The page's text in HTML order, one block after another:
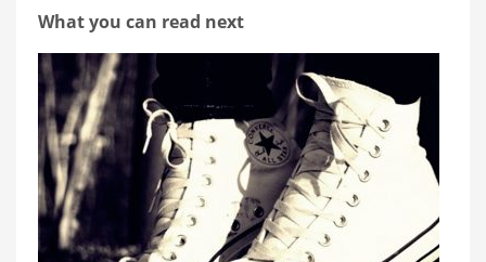
What you can read next